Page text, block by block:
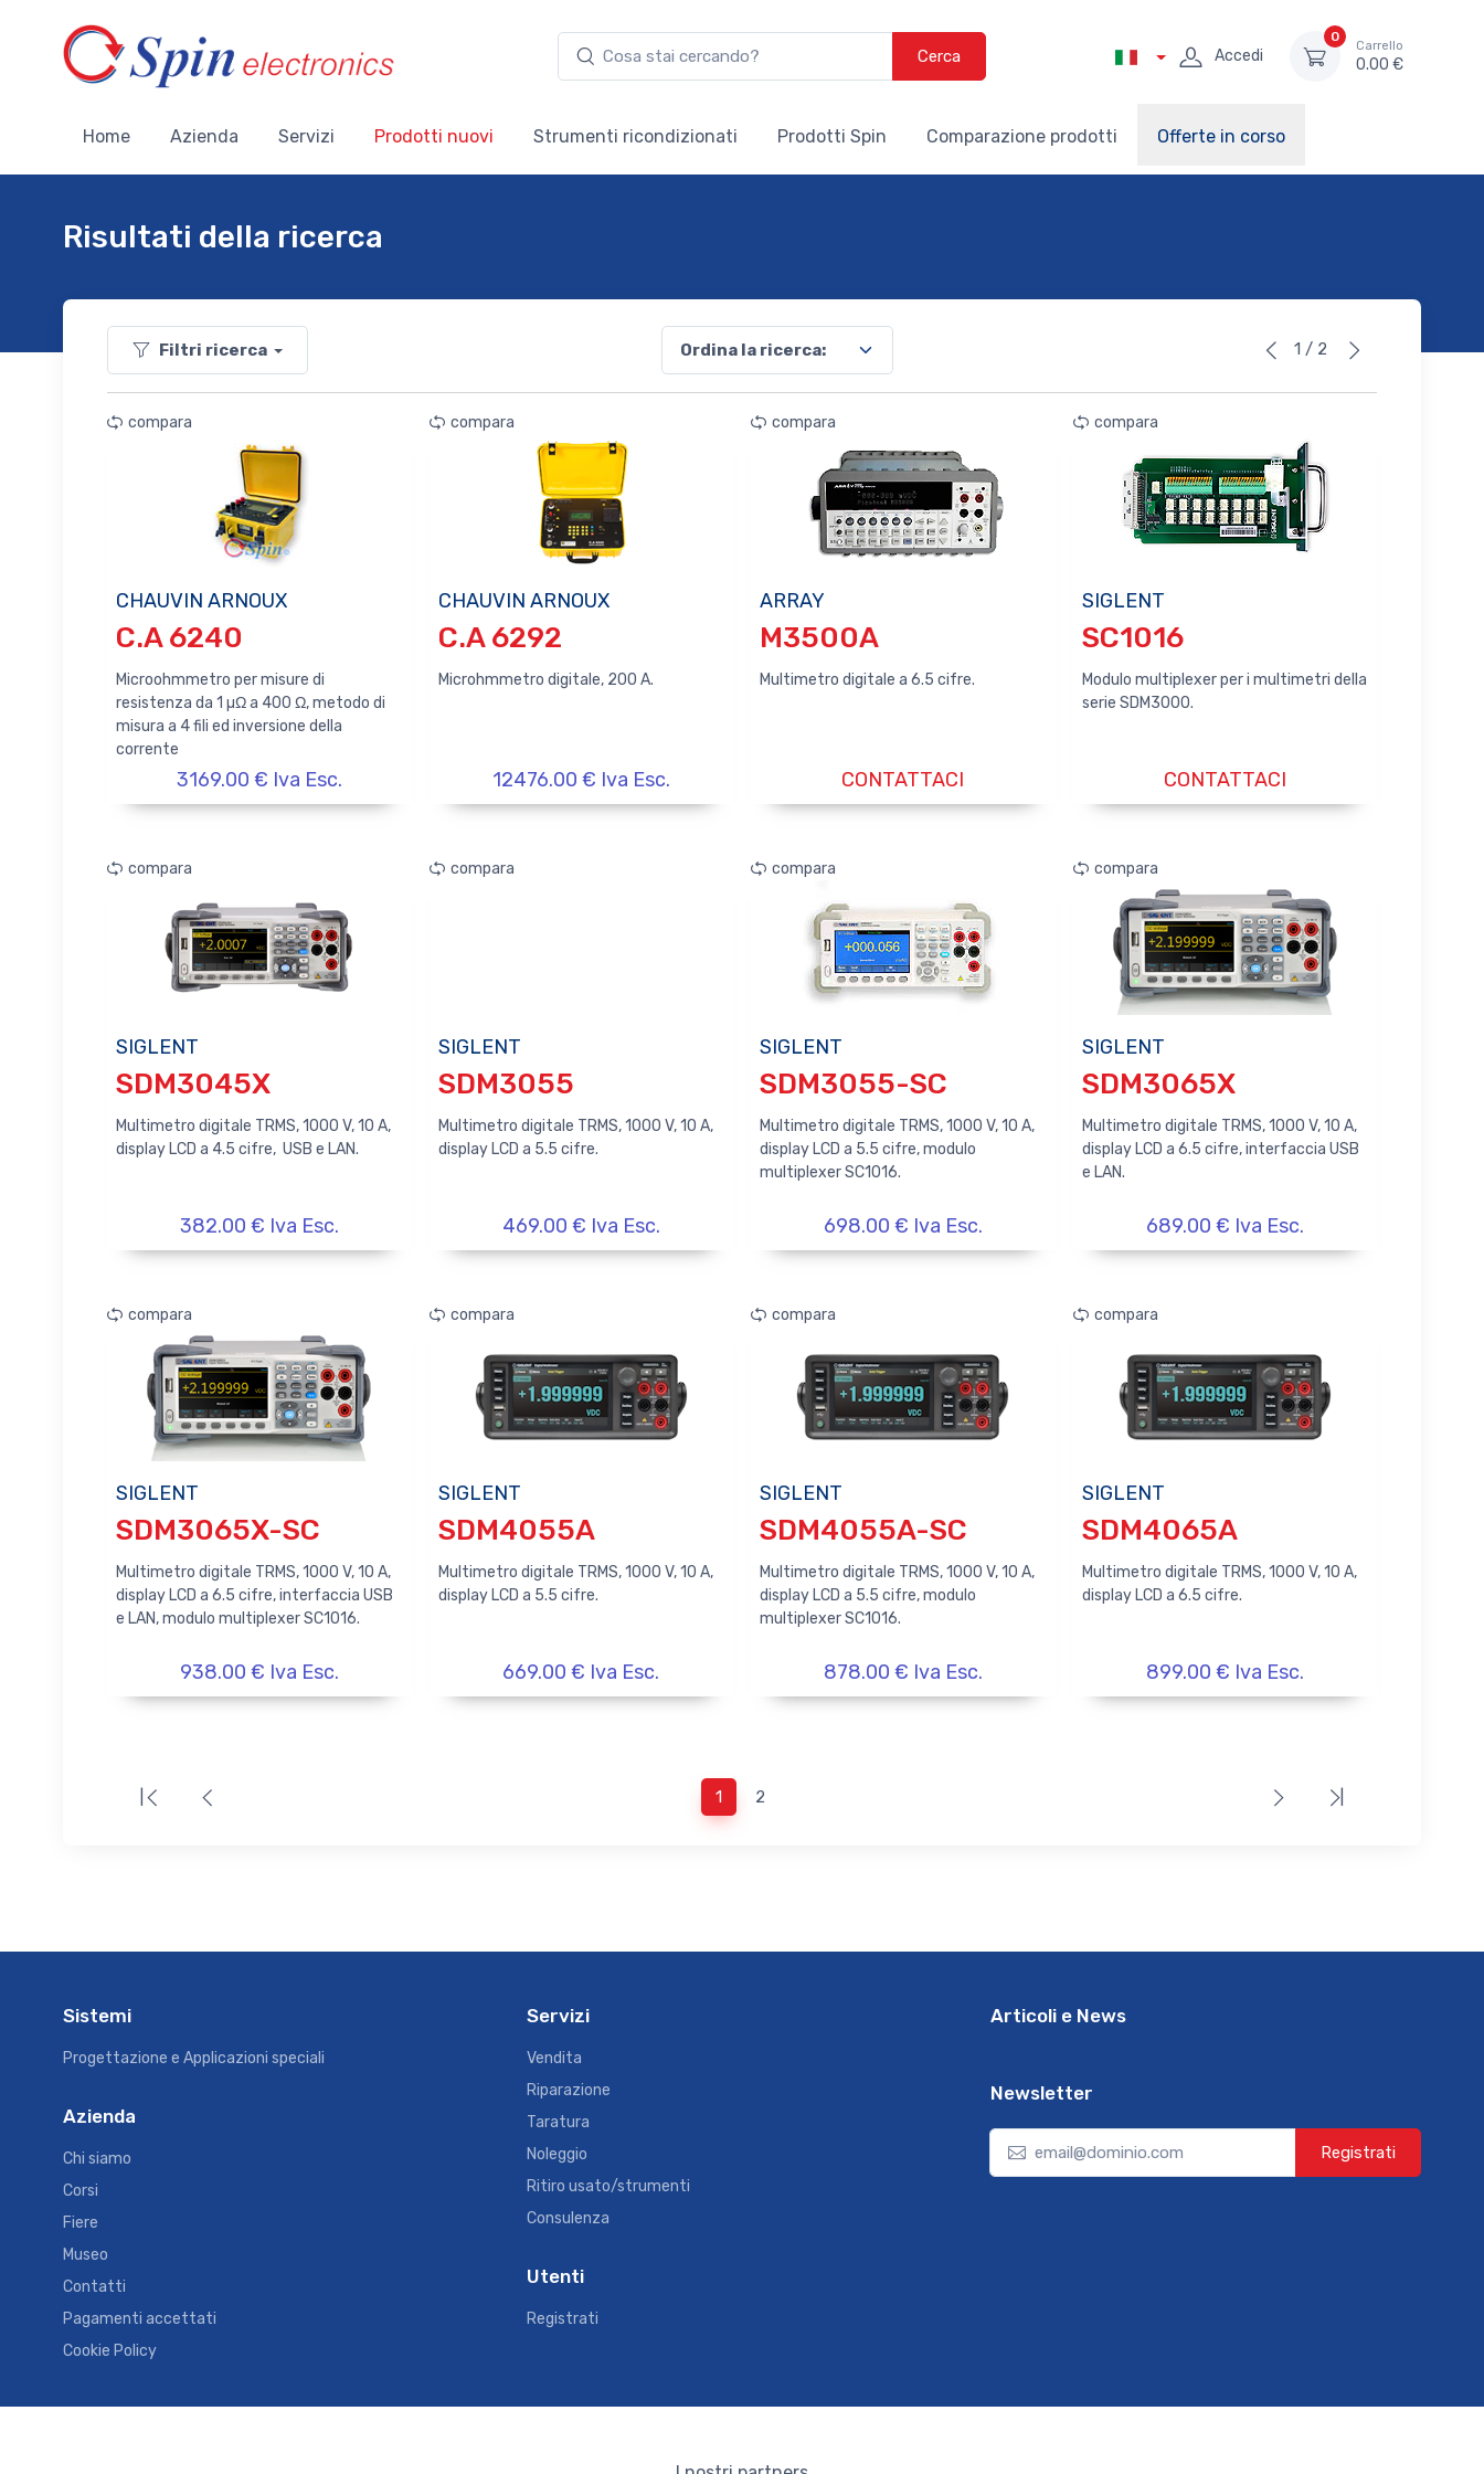
Cerca Accedi
0
Carrello
0.00 €
Home Azienda Servizi Prodotti nuovi Strumenti ricondizionati Prodotti Spin Comparazione prodotti Offerte in corso
Risultati della ricerca
Filtri ricerca 1 / 2
compara
CHAUVIN ARNOUX
C.A 6240
Microohmmetro per misure di
resistenza da 1 µΩ a 400 Ω, metodo di
misura a 4 fili ed inversione della
corrente
3169.00 € Iva Esc.
compara
CHAUVIN ARNOUX
C.A 6292
Microhmmetro digitale, 200 A.
12476.00 € Iva Esc.
compara
ARRAY
M3500A
Multimetro digitale a 6.5 cifre.
CONTATTACI
compara
SIGLENT
SC1016
Modulo multiplexer per i multimetri della
serie SDM3000.
CONTATTACI
compara
SIGLENT
SDM3045X
Multimetro digitale TRMS, 1000 V, 10 A,
display LCD a 4.5 cifre, USB e LAN.
382.00 € Iva Esc.
compara
SIGLENT
SDM3055
Multimetro digitale TRMS, 1000 V, 10 A,
display LCD a 5.5 cifre.
469.00 € Iva Esc.
compara
SIGLENT
SDM3055-SC
Multimetro digitale TRMS, 1000 V, 10 A,
display LCD a 5.5 cifre, modulo
multiplexer SC1016.
698.00 € Iva Esc.
compara
SIGLENT
SDM3065X
Multimetro digitale TRMS, 1000 V, 10 A,
display LCD a 6.5 cifre, interfaccia USB
e LAN.
689.00 € Iva Esc.
compara
SIGLENT
SDM3065X-SC
Multimetro digitale TRMS, 1000 V, 10 A,
display LCD a 6.5 cifre, interfaccia USB
e LAN, modulo multiplexer SC1016.
938.00 € Iva Esc.
compara
SIGLENT
SDM4055A
Multimetro digitale TRMS, 1000 V, 10 A,
display LCD a 5.5 cifre.
669.00 € Iva Esc.
compara
SIGLENT
SDM4055A-SC
Multimetro digitale TRMS, 1000 V, 10 A,
display LCD a 5.5 cifre, modulo
multiplexer SC1016.
878.00 € Iva Esc.
compara
SIGLENT
SDM4065A
Multimetro digitale TRMS, 1000 V, 10 A,
display LCD a 6.5 cifre.
899.00 € Iva Esc.
1 2 |
Sistemi
Progettazione e Applicazioni speciali
Azienda
Chi siamo
Corsi
Fiere
Museo
Contatti
Pagamenti accettati
Cookie Policy
Servizi
Vendita
Riparazione
Taratura
Noleggio
Ritiro usato/strumenti
Consulenza
Utenti
Registrati
Articoli e News
Newsletter
Registrati